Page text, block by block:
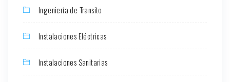
Ingeniería de Transito
Instalaciones Eléctricas
Instalaciones Sanitarias